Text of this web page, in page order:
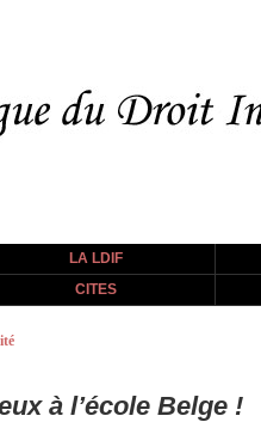
LA LDIF
CITES
à l’école Belge !